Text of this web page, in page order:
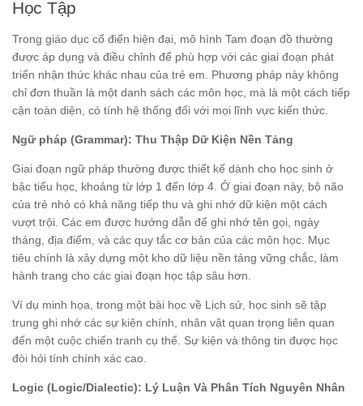
Học Tập
Trong giáo dục cổ điển hiện đại, mô hình Tam đoạn đồ thường
được áp dụng và điều chỉnh để phù hợp với các giai đoạn phát
triển nhận thức khác nhau của trẻ em. Phương pháp này không
chỉ đơn thuần là một danh sách các môn học, mà là một cách tiếp
cận toàn diện, có tính hệ thống đối với mọi lĩnh vực kiến thức.
Ngữ pháp (Grammar): Thu Thập Dữ Kiện Nền Tảng
Giai đoạn ngữ pháp thường được thiết kế dành cho học sinh ở
bậc tiểu học, khoảng từ lớp 1 đến lớp 4. Ở giai đoạn này, bộ não
của trẻ nhỏ có khả năng tiếp thu và ghi nhớ dữ kiện một cách
vượt trội. Các em được hướng dẫn để ghi nhớ tên gọi, ngày
tháng, địa điểm, và các quy tắc cơ bản của các môn học. Mục
tiêu chính là xây dựng một kho dữ liệu nền tảng vững chắc, làm
hành trang cho các giai đoạn học tập sâu hơn.
Ví dụ minh họa, trong một bài học về Lịch sử, học sinh sẽ tập
trung ghi nhớ các sự kiện chính, nhân vật quan trọng liên quan
đến một cuộc chiến tranh cụ thể. Sự kiện và thông tin được học
đòi hỏi tính chính xác cao.
Logic (Logic/Dialectic): Lý Luận Và Phân Tích Nguyên Nhân